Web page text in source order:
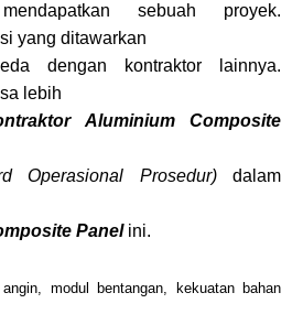
sebuah proyek.
yang ditawarkan
dengan kontraktor lainnya.
lebih
Aluminium Composite
Operasional Prosedur)dalam
Panelini.
modul bentangan, kekuatan bahan